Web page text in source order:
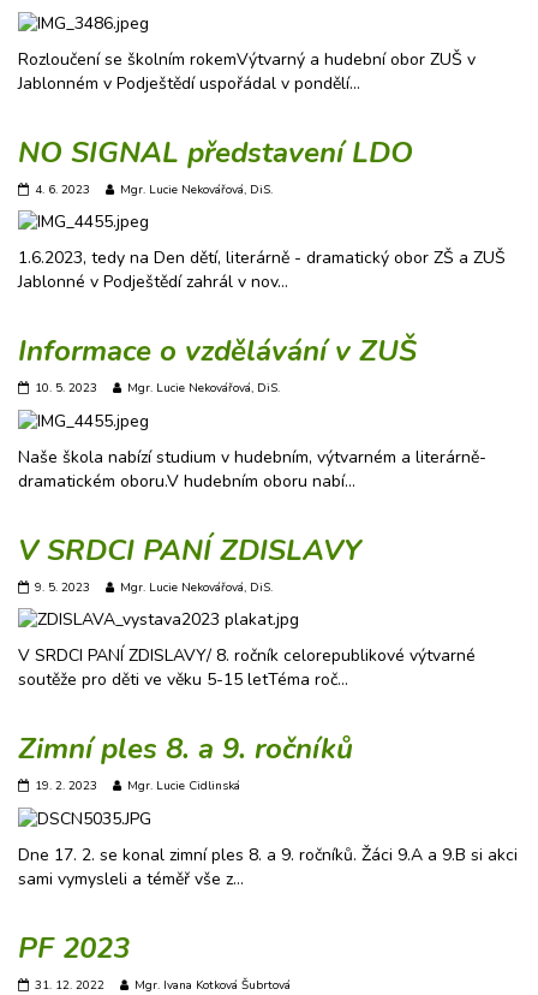
Rozloučení se školním rokemVýtvarný a hudební obor ZUŠ v
Jablonném v Podještědí uspořádal v pondělí…
NO SIGNAL představení LDO
4. 6. 2023 Mgr. Lucie Nekovářová, DiS.
1.6.2023, tedy na Den dětí, literárně - dramatický obor ZŠ a ZUŠ
Jablonné v Podještědí zahrál v nov…
Informace o vzdělávání v ZUŠ
10. 5. 2023 Mgr. Lucie Nekovářová, DiS.
Naše škola nabízí studium v hudebním, výtvarném a literárně-
dramatickém oboru.V hudebním oboru nabí…
V SRDCI PANÍ ZDISLAVY
9. 5. 2023 Mgr. Lucie Nekovářová, DiS.
V SRDCI PANÍ ZDISLAVY/ 8. ročník celorepublikové výtvarné
soutěže pro děti ve věku 5-15 letTéma roč…
Zimní ples 8. a 9. ročníků
19. 2. 2023 Mgr. Lucie Cidlinská
Dne 17. 2. se konal zimní ples 8. a 9. ročníků. Žáci 9.A a 9.B si akci
sami vymysleli a téměř vše z…
PF 2023
31. 12. 2022 Mgr. Ivana Kotková Šubrtová